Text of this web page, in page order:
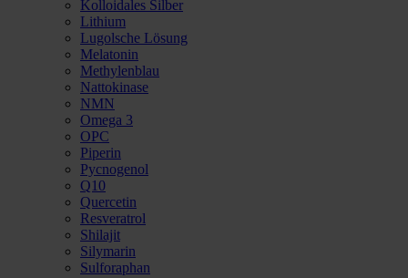
Kolloidales Silber
Lithium
Lugolsche Lösung
Melatonin
Methylenblau
Nattokinase
NMN
Omega 3
OPC
Piperin
Pycnogenol
Q10
Quercetin
Resveratrol
Shilajit
Silymarin
Sulforaphan